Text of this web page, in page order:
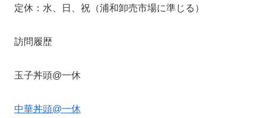
定休：水、日、祝（浦和卸売市場に準じる）
訪問履歴
玉子丼頭@一休
中華丼頭@一休